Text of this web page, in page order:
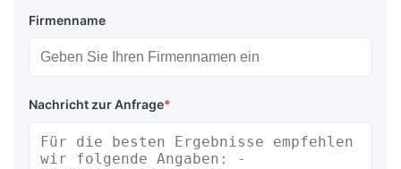
Firmenname
Nachricht zur Anfrage*